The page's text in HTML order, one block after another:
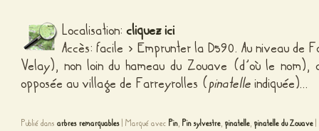
Localisation:cliquez ici
Accès: facile > Emprunter la D590. Au niveau de
Velay), non loin du hameau du Zouave (d’où le
opposée au village de Farreyrolles (pinatelleindiquée)…
Publié dans arbres remarquables Marqué avec Pin, Pin sylvestre, pinatelle, pinatelle du Zouave